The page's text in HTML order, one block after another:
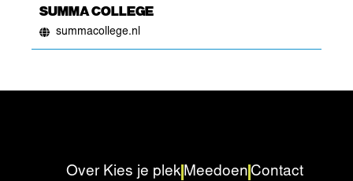
SUMMA COLLEGE
summacollege.nl
Over Kies je plek Meedoen Contact